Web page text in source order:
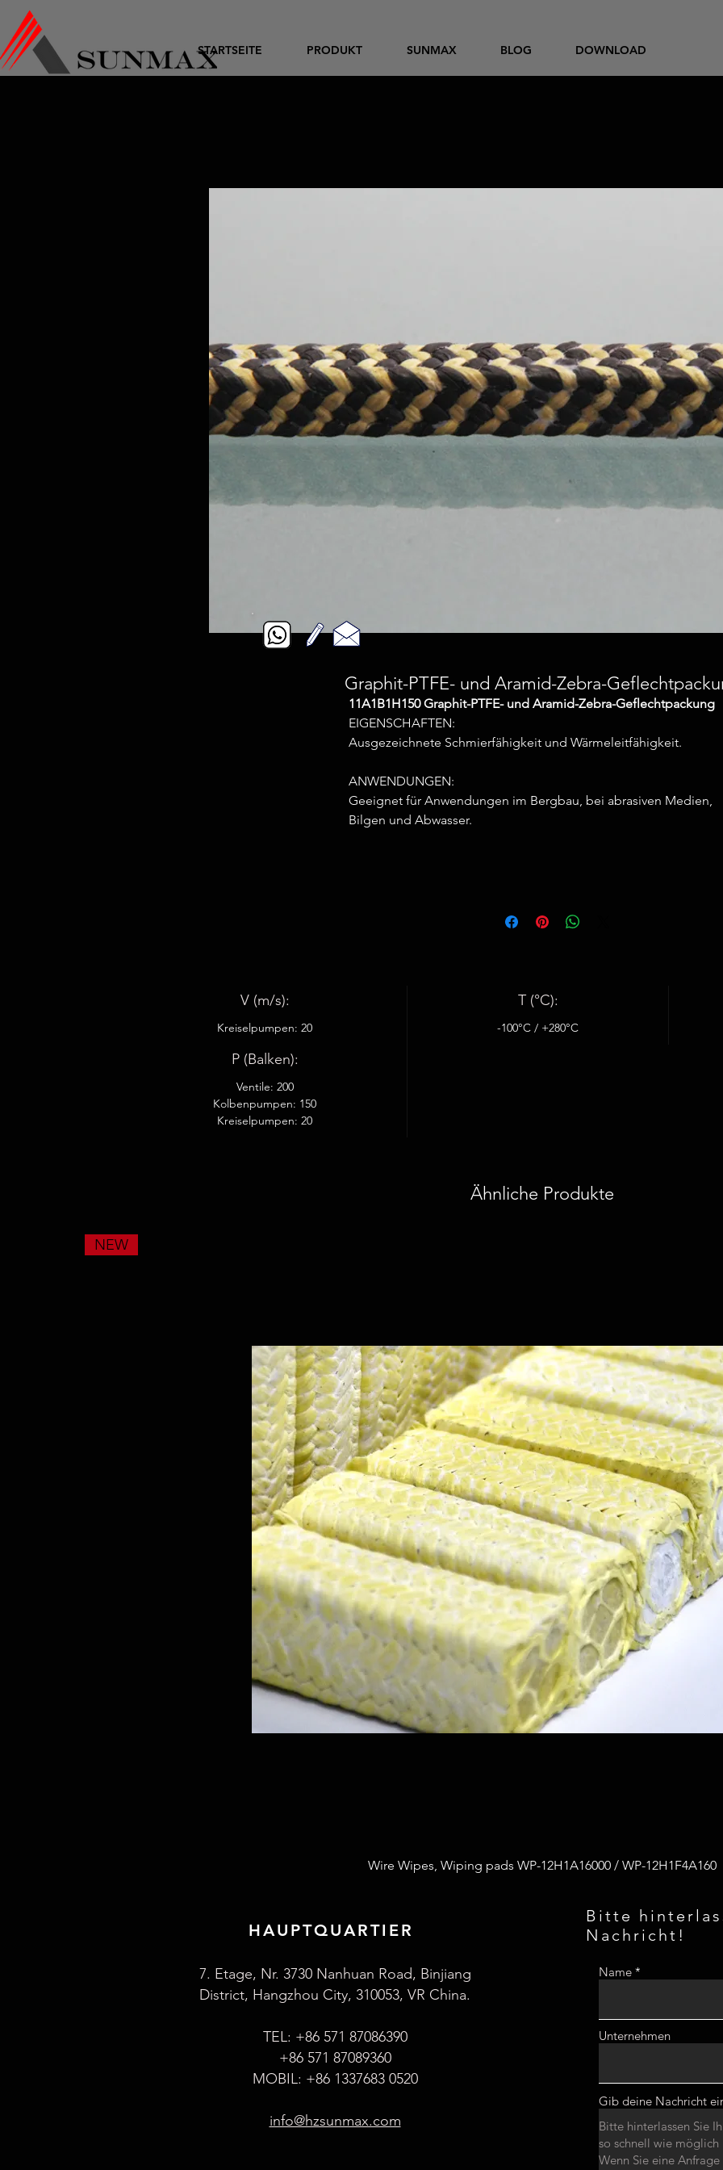
STARTSEITE PRODUKT SUNMAX BLOG DOWNLOAD
Graphit-PTFE- und Aramid-Zebra-
11A1B1H150 Graphit-PTFE- und Aramid-Zebra-Geflechtpackung
EIGENSCHAFTEN:
Ausgezeichnete Schmierfähigkeit und Wärmeleitfähigkeit.
ANWENDUNGEN:
Geeignet für Anwendungen im Bergbau, bei abrasiven Medien,
Bilgen und Abwasser.
V (m/s):
Kreiselpumpen: 20
T (°C):
-100°C / +280°C
P (Balken):
Ventile: 200
Kolbenpumpen: 150
Kreiselpumpen: 20
Ähnliche Produkte
NEW
Wire Wipes, Wiping pads WP-12H1A16000 / WP-12H1F4A160
HAUPTQUARTIER
7. Etage, Nr. 3730 Nanhuan Road, Binjiang
District, Hangzhou City, 310053, VR China.
TEL: +86 571 87086390
+86 571 87089360
MOBIL: +86 1337683 0520
info@hzsunmax.com
Bitte
Nachricht!
Name
Unternehmen
Gib deine Nachricht